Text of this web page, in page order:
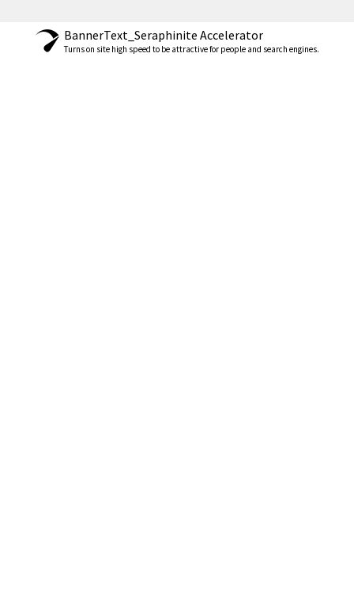
BannerText_Seraphinite Accelerator
Turns on site high speed to be attractive for people and search engines.